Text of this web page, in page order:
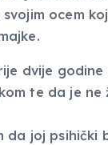
svojim ocem
dvije
te da je
da joj